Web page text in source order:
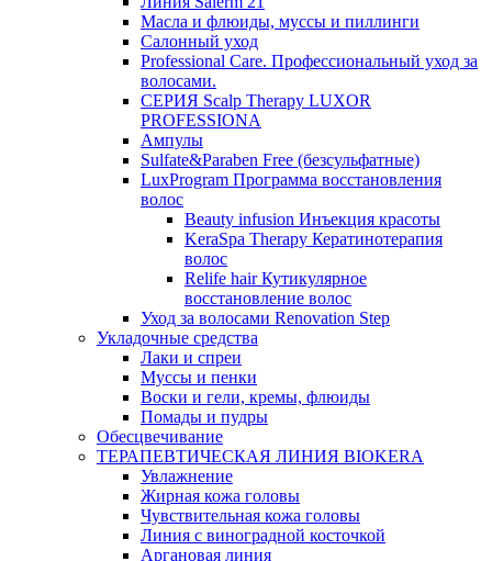
Масла и флюиды, муссы и пиллинги
Салонный уход
Professional Care. Профессиональный уход за
волосами.
СЕРИЯ Scalp Therapy LUXOR
PROFESSIONA
Ампулы
Sulfate&Paraben Free (безсульфатные)
LuxProgram Программа восстановления
волос
Beauty infusion Инъекция красоты
KeraSpa Therapy Кератинотерапия
волос
Relife hair Кутикулярное
восстановление волос
Уход за волосами Renovation Step
Укладочные средства
Лаки и спреи
Муссы и пенки
Воски и гели, кремы, флюиды
Помады и пудры
Обесцвечивание
ТЕРАПЕВТИЧЕСКАЯ ЛИНИЯ BIOKERA
Увлажнение
Жирная кожа головы
Чувствительная кожа головы
Линия c виноградной косточкой
Аргановая линия